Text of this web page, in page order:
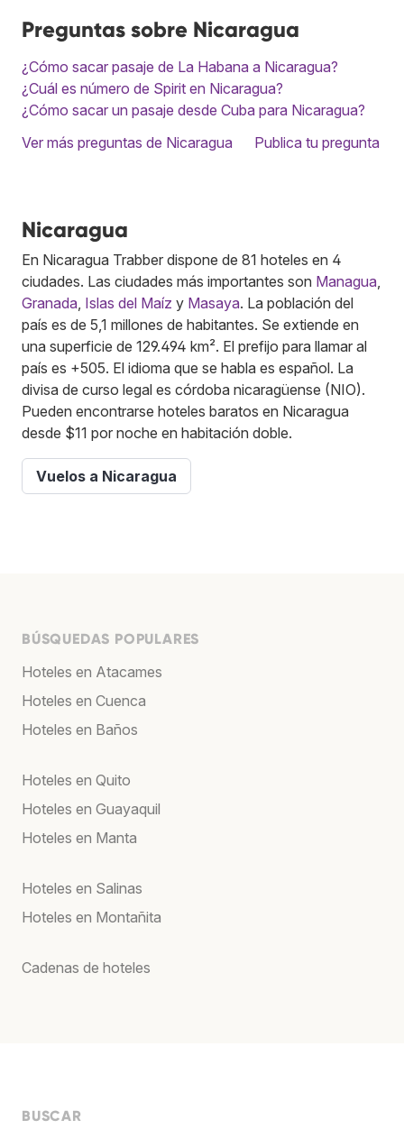
Preguntas sobre Nicaragua
¿Cómo sacar pasaje de La Habana a Nicaragua?
¿Cuál es número de Spirit en Nicaragua?
¿Cómo sacar un pasaje desde Cuba para Nicaragua?
Ver más preguntas de Nicaragua
Publica tu pregunta
Nicaragua
En Nicaragua Trabber dispone de 81 hoteles en 4
ciudades. Las ciudades más importantes son Managua
Granada Islas del Maíz y Masaya. La población del
país es de 5,1 millones de habitantes. Se extiende en
una superficie de 129.494 km². El prefijo para llamar al
país es +505. El idioma que se habla es español. La
divisa de curso legal es córdoba nicaragüense (NIO).
Pueden encontrarse hoteles baratos en Nicaragua
desde $11 por noche en habitación doble.
Vuelos a Nicaragua
BÚSQUEDAS POPULARES
Hoteles en Atacames
Hoteles en Cuenca
Hoteles en Baños
Hoteles en Quito
Hoteles en Guayaquil
Hoteles en Manta
Hoteles en Salinas
Hoteles en Montañita
Cadenas de hoteles
BUSCAR